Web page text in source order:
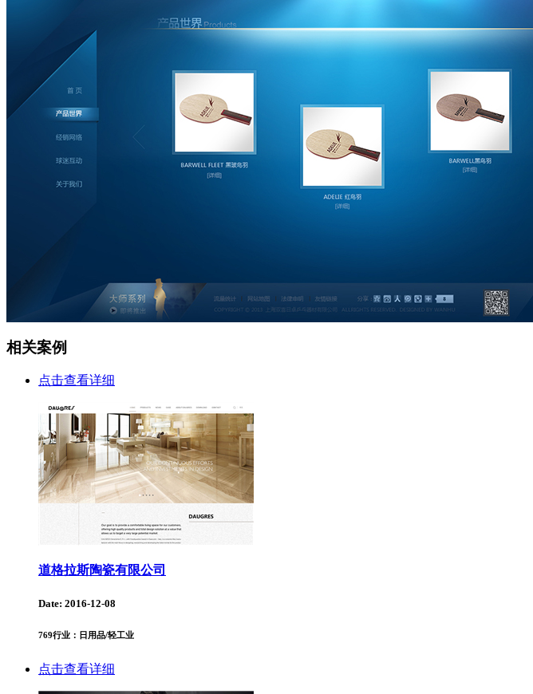
相关案例
点击查看详细
道格拉斯陶瓷有限公司
Date: 2016-12-08
769行业：日用品/轻工业
点击查看详细